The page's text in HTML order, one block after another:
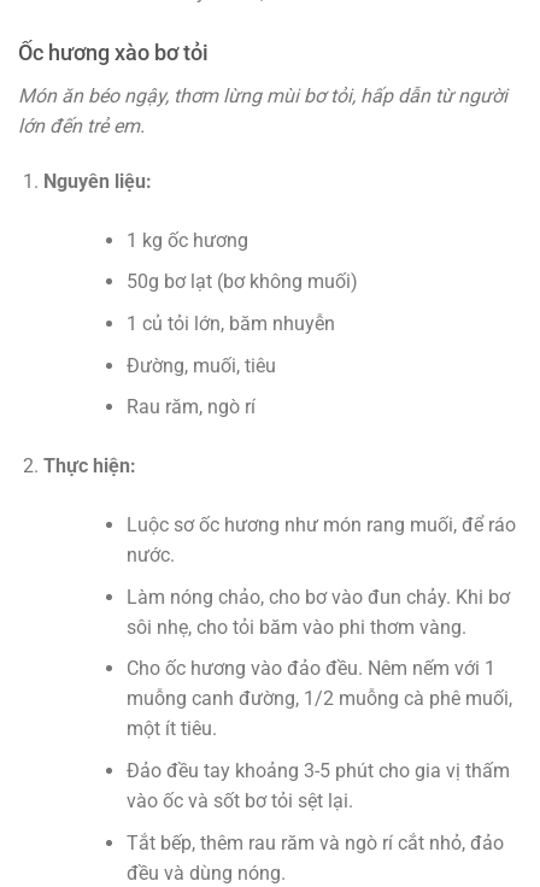
Ốc hương xào bơ tỏi
Món ăn béo ngậy, thơm lừng mùi bơ tỏi, hấp dẫn từ người
lớn đến trẻ em.
Nguyên liệu:
1 kg ốc hương
50g bơ lạt (bơ không muối)
1 củ tỏi lớn, băm nhuyễn
Đường, muối, tiêu
Rau răm, ngò rí
Thực hiện:
Luộc sơ ốc hương như món rang muối, để ráo
nước.
Làm nóng chảo, cho bơ vào đun chảy. Khi bơ
sôi nhẹ, cho tỏi băm vào phi thơm vàng.
Cho ốc hương vào đảo đều. Nêm nếm với 1
muỗng canh đường, 1/2 muỗng cà phê muối,
một ít tiêu.
Đảo đều tay khoảng 3-5 phút cho gia vị thấm
vào ốc và sốt bơ tỏi sệt lại.
Tắt bếp, thêm rau răm và ngò rí cắt nhỏ, đảo
đều và dùng nóng.